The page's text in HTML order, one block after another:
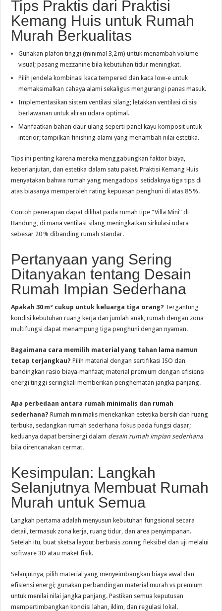
Tips Praktis dari Praktisi
Kemang Huis untuk Rumah
Murah Berkualitas
Gunakan plafon tinggi (minimal 3,2 m) untuk menambah volume
visual; pasang mezzanine bila kebutuhan tidur meningkat.
Pilih jendela kombinasi kaca tempered dan kaca low‑e untuk
memaksimalkan cahaya alami sekaligus mengurangi panas masuk.
Implementasikan sistem ventilasi silang; letakkan ventilasi di sisi
berlawanan untuk aliran udara optimal.
Manfaatkan bahan daur ulang seperti panel kayu komposit untuk
interior; tampilkan finishing alami yang menambah nilai estetika.
Tips ini penting karena mereka menggabungkan faktor biaya,
keberlanjutan, dan estetika dalam satu paket. Praktisi Kemang Huis
menyatakan bahwa rumah yang mengadopsi setidaknya tiga tips di
atas biasanya memperoleh rating kepuasan penghuni di atas 85 %.
Contoh penerapan dapat dilihat pada rumah tipe “Villa Mini” di
Bandung, di mana ventilasi silang meningkatkan sirkulasi udara
sebesar 20 % dibanding rumah standar.
Pertanyaan yang Sering
Ditanyakan tentang Desain
Rumah Impian Sederhana
Apakah 30 m² cukup untuk keluarga tiga orang? Tergantung
kondisi kebutuhan ruang kerja dan jumlah anak, rumah dengan zona
multifungsi dapat menampung tiga penghuni dengan nyaman.
Bagaimana cara memilih material yang tahan lama namun
tetap terjangkau? Pilih material dengan sertifikasi ISO dan
bandingkan rasio biaya‑manfaat; material premium dengan efisiensi
energi tinggi seringkali memberikan penghematan jangka panjang.
Apa perbedaan antara rumah minimalis dan rumah
sederhana? Rumah minimalis menekankan estetika bersih dan ruang
terbuka, sedangkan rumah sederhana fokus pada fungsi dasar;
keduanya dapat bersinergi dalam desain rumah impian sederhana
bila direncanakan cermat.
Kesimpulan: Langkah
Selanjutnya Membuat Rumah
Murah untuk Semua
Langkah pertama adalah menyusun kebutuhan fungsional secara
detail, termasuk zona kerja, ruang tidur, dan area penyimpanan.
Setelah itu, buat sketsa layout berbasis zoning fleksibel dan uji melalui
software 3D atau maket fisik.
Selanjutnya, pilih material yang menyeimbangkan biaya awal dan
efisiensi energi; gunakan perbandingan material murah vs premium
untuk menilai nilai jangka panjang. Pastikan semua keputusan
mempertimbangkan kondisi lahan, iklim, dan regulasi lokal.